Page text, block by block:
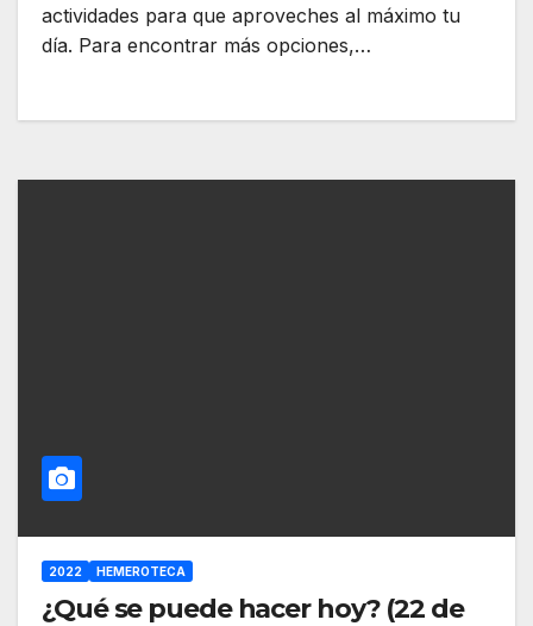
actividades para que aproveches al máximo tu
día. Para encontrar más opciones,…
2022 HEMEROTECA
¿Qué se puede hacer hoy? (22 de